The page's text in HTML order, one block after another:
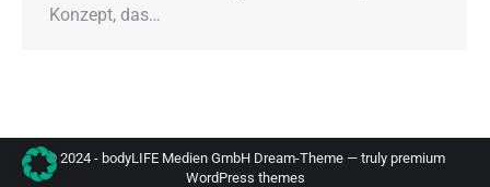
Konzept, das…
© 2024 - bodyLIFE Medien GmbH Dream-Theme — truly premium
WordPress themes